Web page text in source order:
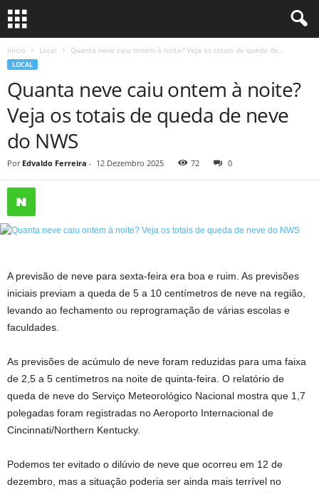
Início Local Quanta neve caiu ontem à noite? Veja os totais de queda de...
LOCAL
Quanta neve caiu ontem à noite?
Veja os totais de queda de neve
do NWS
Por Edvaldo Ferreira - 12 Dezembro 2025 72 0
A previsão de neve para sexta-feira era boa e ruim. As previsões
iniciais previam a queda de 5 a 10 centímetros de neve na região,
levando ao fechamento ou reprogramação de várias escolas e
faculdades.
As previsões de acúmulo de neve foram reduzidas para uma faixa
de 2,5 a 5 centímetros na noite de quinta-feira. O relatório de
queda de neve do Serviço Meteorológico Nacional mostra que 1,7
polegadas foram registradas no Aeroporto Internacional de
Cincinnati/Northern Kentucky.
Podemos ter evitado o dilúvio de neve que ocorreu em 12 de
dezembro, mas a situação poderia ser ainda mais terrível no